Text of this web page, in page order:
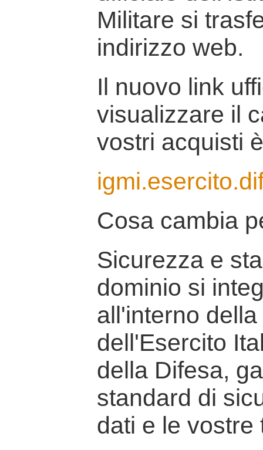
Militare si
indirizzo web.
Il nuovo link
visualizzare il
vostri acquisti
Cosa cambia
Sicurezza e
dominio si
all'interno
dell'Esercito
della Difesa,
standard di
dati e le vostre